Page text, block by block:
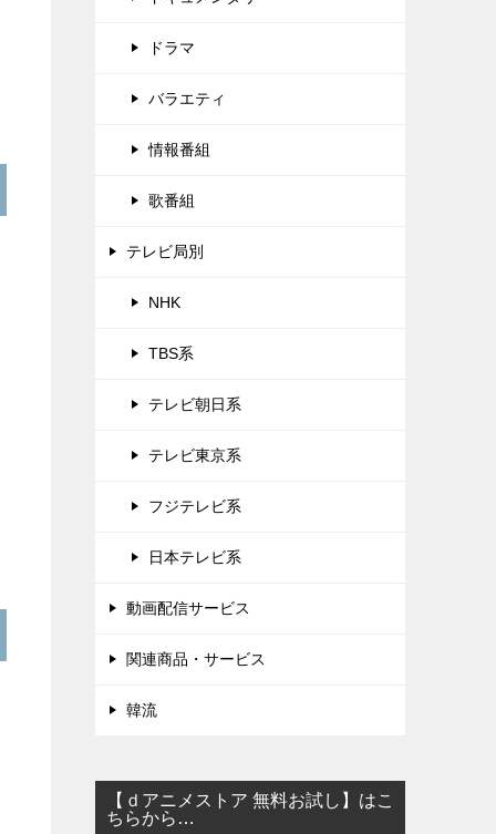
ドラマ
バラエティ
情報番組
歌番組
テレビ局別
NHK
TBS系
テレビ朝日系
テレビ東京系
フジテレビ系
日本テレビ系
動画配信サービス
関連商品・サービス
韓流
【ｄアニメストア 無料お試し】はこ
ちらから…